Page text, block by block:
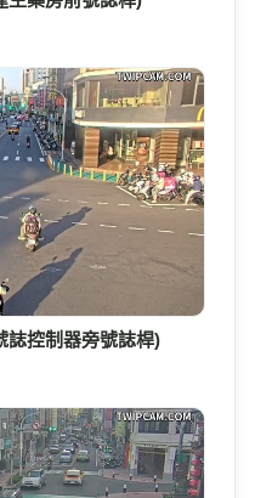
誌控制器旁號誌桿)